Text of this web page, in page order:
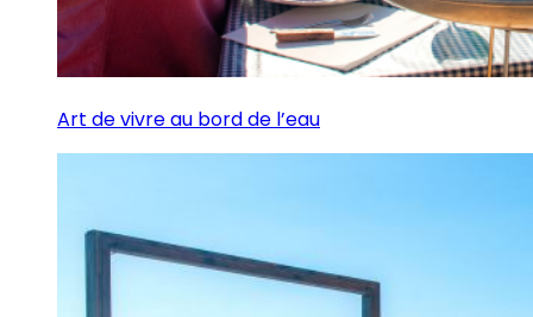
Art de vivre au bord de l’eau